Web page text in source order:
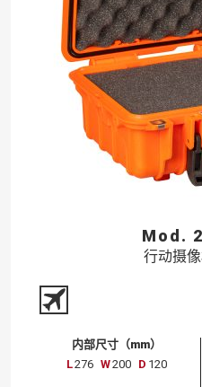
Mod.
行动摄
内部尺寸（mm）
L276 W200 D 120